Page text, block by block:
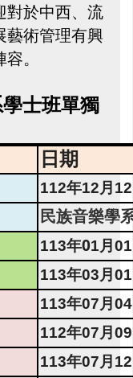
對於中西、流
藝術管理有興
。
學士班單獨
日期
112年12月 12
民族音樂學
113年01月01
113年03月01
113年07月04
112年07月09
113年07月 12